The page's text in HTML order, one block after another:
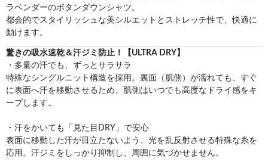
ラベンダーのボタンダウンシャツ。
都会的でスタイリッシュな美シルエットとストレッチ性で、快適に
動けます。
驚きの吸水速乾＆汗ジミ防止！【ULTRA DRY】
・多量の汗でも、ずっとサラサラ
特殊なシングルニット構造を採用。裏面（肌側）が濡れても、すぐ
に表面へ汗を移動させるため、肌側はいつでも高度なドライ感をキ
ープします。
・汗をかいても「見た目DRY」で安心
表面に移動した汗が目立たないよう、光を乱反射させる特殊な糸を
応用。汗ジミをしっかり抑制し、周囲に気づかせません。